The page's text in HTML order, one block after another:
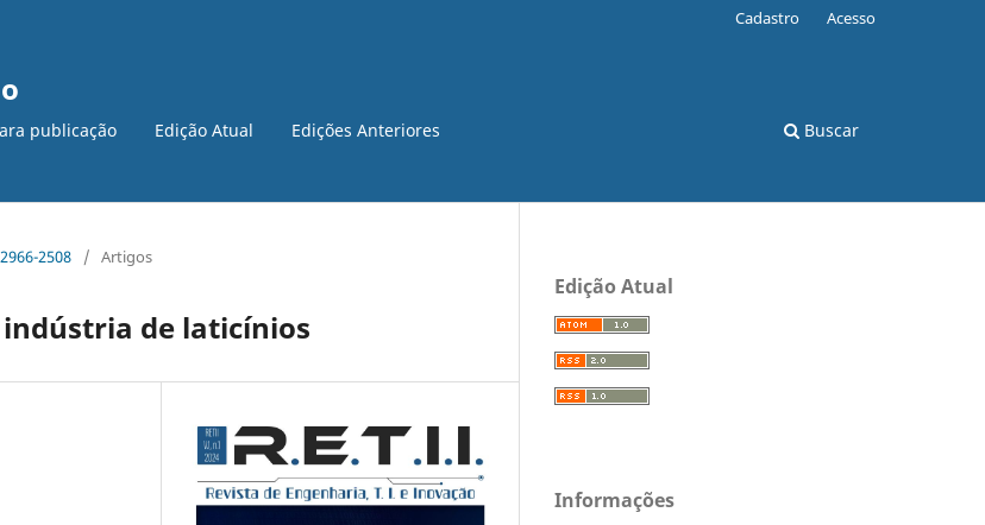
publicação Edição Atual Edições Anteriores Buscar
Cadastro Acesso
2508 / Artigos
indústria de laticínios
Edição Atual
Informações